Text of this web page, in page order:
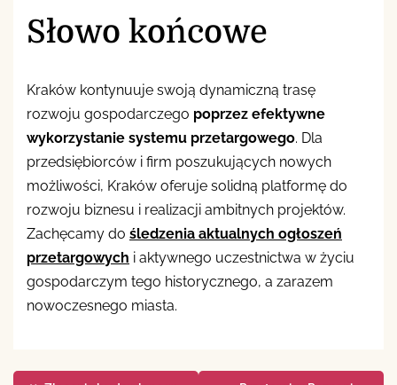
Słowo końcowe
Kraków kontynuuje swoją dynamiczną trasę
rozwoju gospodarczego poprzez efektywne
wykorzystanie systemu przetargowego. Dla
przedsiębiorców i firm poszukujących nowych
możliwości, Kraków oferuje solidną platformę do
rozwoju biznesu i realizacji ambitnych projektów.
Zachęcamy do śledzenia aktualnych ogłoszeń
przetargowych i aktywnego uczestnictwa w życiu
gospodarczym tego historycznego, a zarazem
nowoczesnego miasta.